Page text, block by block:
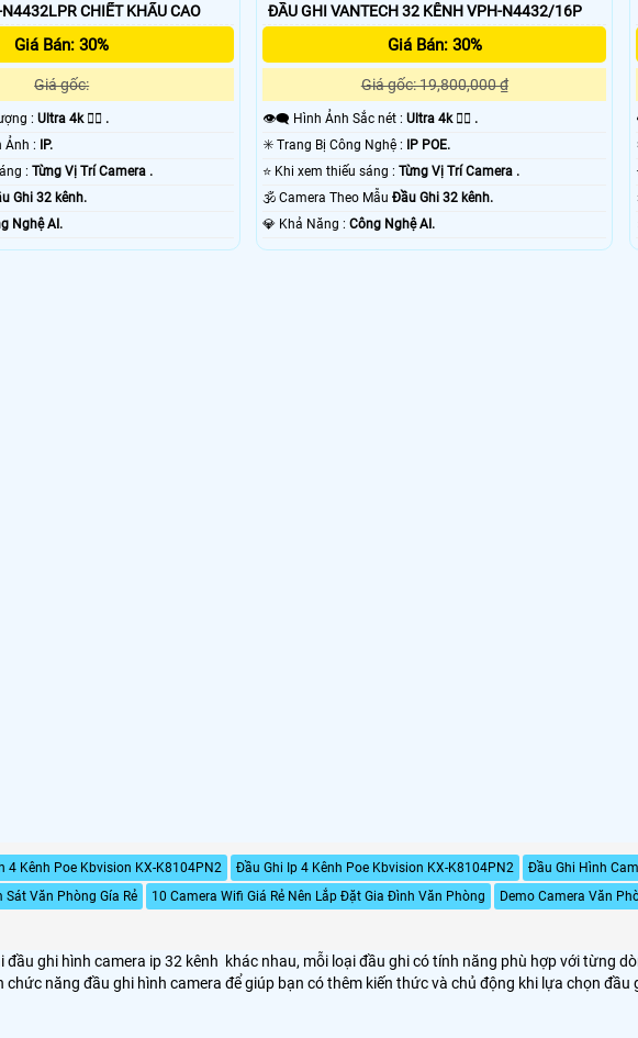
CHIẾT KHẤU CAO
Giá Bán: 30%
Giá gốc:
: Ultra 4k 👍🏾 .
®️ Công Nghệ Hình Ảnh : IP.
🌔 Khi xem thiếu sáng : Từng Vị Trí Camera .
Ghi 32 kênh.
Nghệ AI.
ĐẦU GHI VANTECH 32 KÊNH VPH-N4432/16P
Giá Bán: 30%
Giá gốc: 19,800,000 ₫
👁️‍🗨 Hình Ảnh Sắc nét :Ultra 4k 👍🏾 .
✳️ Trang Bị Công Nghệ : IP POE.
⭐ Khi xem thiếu sáng :Từng Vị Trí Camera .
🕉️ Camera Theo MẫuĐầu Ghi 32 kênh.
️💎 Khả Năng :Công Nghệ AI.
4 Kênh Poe Kbvision KX-K8104PN2 Đầu Ghi Ip 4 Kênh Poe Kbvision KX-K8104PN2 Đầu Ghi Hình
Sát Văn Phòng Gía Rẻ 10 Camera Wifi Giá Rẻ Nên Lắp Đặt Gia Đình Văn Phòng Demo Camera Văn
ghi hình camera ip 32 kênh khác nhau, mỗi loại đầu ghi có tính năng phù hợp với từng
năng đầu ghi hình camera để giúp bạn có thêm kiến thức và chủ động khi lựa chọn